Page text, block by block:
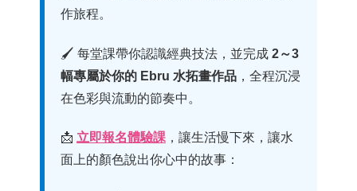
作旅程。
🖌 每堂課帶你認識經典技法，並完成 2～3
幅專屬於你的 Ebru 水拓畫作品 ，全程沉浸
在色彩與流動的節奏中。
📩 立即報名體驗課 ，讓生活慢下來，讓水
面上的顏色說出你心中的故事：